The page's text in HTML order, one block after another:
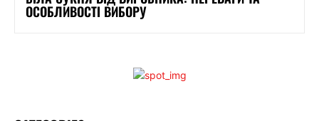
ОСОБЛИВОСТІ ВИБОРУ